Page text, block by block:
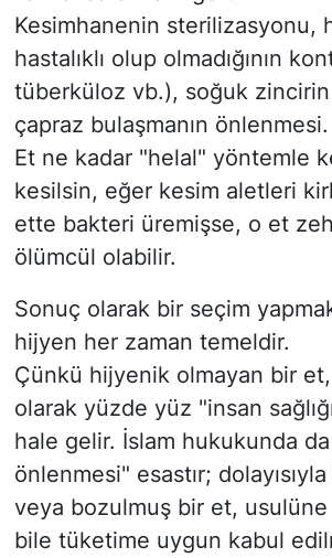
​Kesimhanenin sterilizasyonu,
hastalıklı olup olmadığının
tüberküloz vb.), soğuk zincirin
çapraz bulaşmanın önlenmesi.
​Et ne kadar "helal" yöntemle
kesilsin, eğer kesim aletleri
ette bakteri üremişse, o et
ölümcül olabilir.
Sonuç olarak bir seçim
hijyen her zaman temeldir.
Çünkü hijyenik olmayan bir
olarak yüzde yüz "insan
hale gelir. İslam hukukunda da
önlenmesi" esastır;
veya bozulmuş bir et,
bile tüketime uygun kabul